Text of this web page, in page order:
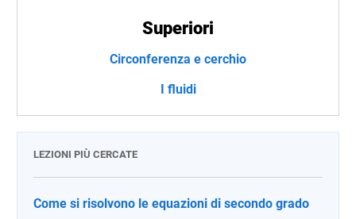
Superiori
Circonferenza e cerchio
I fluidi
LEZIONI PIÙ CERCATE
Come si risolvono le equazioni di secondo grado